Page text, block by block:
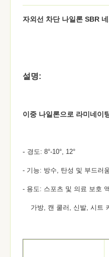
자외선 차단 나일론 SBR
설명:
이중 나일론으로 라미네이
- 경도: 8°-10°, 12°
- 기능: 방수, 탄성 및 부드러
- 용도: 스포츠 및 의료 보호
가방, 캔 쿨러, 신발, 시트